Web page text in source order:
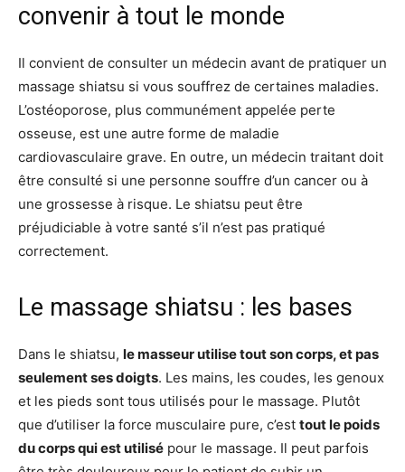
convenir à tout le monde
Il convient de consulter un médecin avant de pratiquer un
massage shiatsu si vous souffrez de certaines maladies.
L’ostéoporose, plus communément appelée perte
osseuse, est une autre forme de maladie
cardiovasculaire grave. En outre, un médecin traitant doit
être consulté si une personne souffre d’un cancer ou à
une grossesse à risque. Le shiatsu peut être
préjudiciable à votre santé s’il n’est pas pratiqué
correctement.
Le massage shiatsu : les bases
Dans le shiatsu, le masseur utilise tout son corps, et pas
seulement ses doigts. Les mains, les coudes, les genoux
et les pieds sont tous utilisés pour le massage. Plutôt
que d’utiliser la force musculaire pure, c’est tout le poids
du corps qui est utilisé pour le massage. Il peut parfois